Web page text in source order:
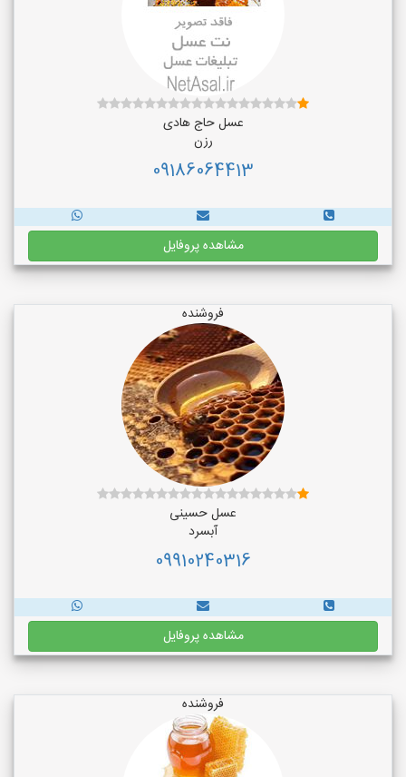
عسل حاج هادی
رزن
09186064413
مشاهده پروفایل
فروشنده
عسل حسینی
آبسرد
09910240316
مشاهده پروفایل
فروشنده